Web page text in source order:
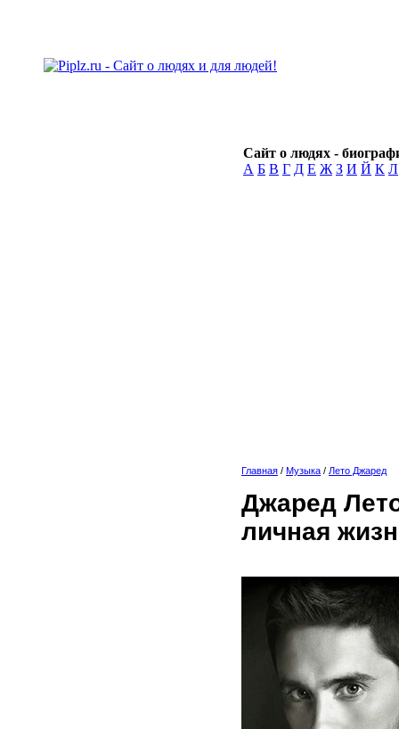
Сайт о людях -
А Б В Г Д Е Ж З И Й К Л
Главная / Музыка / Лето Джаред
Джаред
личная